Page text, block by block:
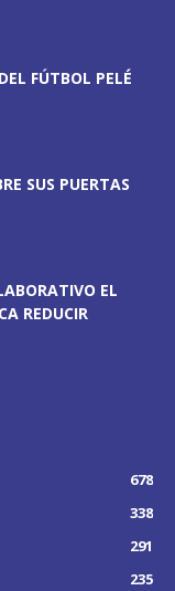
FÚTBOL PELÉ
SUS PUERTAS
EL
REDUCIR
678
338
291
235